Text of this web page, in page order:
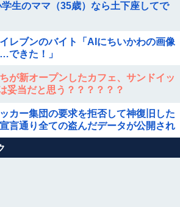
学生のママ（35歳）なら土下座してで
レブンのバイト「AIにちいかわの画像
きた！」
が新オープンしたカフェ、サンドイッ
妥当だと思う？？？？？？
カー集団の要求を拒否して神復旧した
言通り全ての盗んだデータが公開され
互RSS